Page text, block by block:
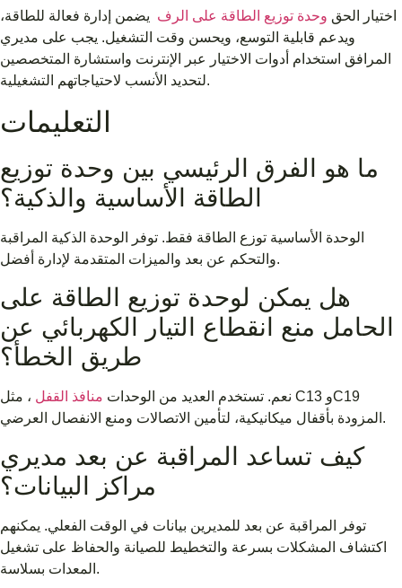
اختيار الحق وحدة توزيع الطاقة على الرف يضمن إدارة فعالة للطاقة،
ويدعم قابلية التوسع، ويحسن وقت التشغيل. يجب على مديري
المرافق استخدام أدوات الاختيار عبر الإنترنت واستشارة المتخصصين
لتحديد الأنسب لاحتياجاتهم التشغيلية.
التعليمات
ما هو الفرق الرئيسي بين وحدة توزيع
الطاقة الأساسية والذكية؟
الوحدة الأساسية توزع الطاقة فقط. توفر الوحدة الذكية المراقبة
والتحكم عن بعد والميزات المتقدمة لإدارة أفضل.
هل يمكن لوحدة توزيع الطاقة على
الحامل منع انقطاع التيار الكهربائي عن
طريق الخطأ؟
نعم. تستخدم العديد من الوحدات منافذ القفل ، مثل C13 وC19
المزودة بأقفال ميكانيكية، لتأمين الاتصالات ومنع الانفصال العرضي.
كيف تساعد المراقبة عن بعد مديري
مراكز البيانات؟
توفر المراقبة عن بعد للمديرين بيانات في الوقت الفعلي. يمكنهم
اكتشاف المشكلات بسرعة والتخطيط للصيانة والحفاظ على تشغيل
المعدات بسلاسة.